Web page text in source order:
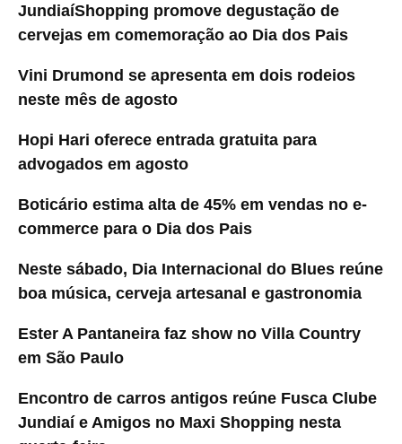
JundiaíShopping promove degustação de
cervejas em comemoração ao Dia dos Pais
Vini Drumond se apresenta em dois rodeios
neste mês de agosto
Hopi Hari oferece entrada gratuita para
advogados em agosto
Boticário estima alta de 45% em vendas no e-
commerce para o Dia dos Pais
Neste sábado, Dia Internacional do Blues reúne
boa música, cerveja artesanal e gastronomia
Ester A Pantaneira faz show no Villa Country
em São Paulo
Encontro de carros antigos reúne Fusca Clube
Jundiaí e Amigos no Maxi Shopping nesta